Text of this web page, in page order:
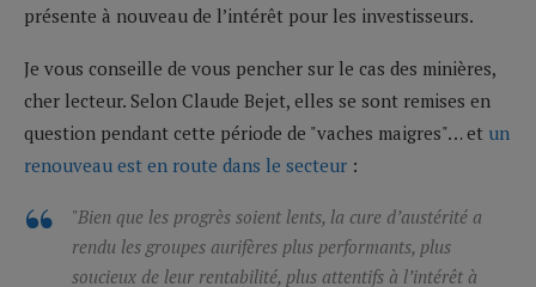
présente à nouveau de l’intérêt pour les investisseurs.
Je vous conseille de vous pencher sur le cas des minières,
cher lecteur. Selon Claude Bejet, elles se sont remises en
question pendant cette période de "vaches maigres"… et un
renouveau est en route dans le secteur :
"Bien que les progrès soient lents, la cure d’austérité a
rendu les groupes aurifères plus performants, plus
soucieux de leur rentabilité, plus attentifs à l’intérêt à